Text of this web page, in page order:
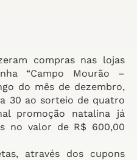
compras nas lojas
“Campo Mourão –
do mês de dezembro,
30 ao sorteio de quatro
promoção natalina já
no valor de R$ 600,00
através dos cupons